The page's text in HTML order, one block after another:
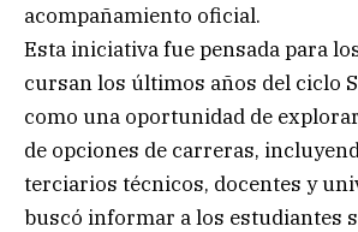
acompañamiento oficial.
Esta iniciativa fue pensada para
cursan los últimos años del ciclo
como una oportunidad de
de opciones de carreras,
terciarios técnicos, docentes y
buscó informar a los estudiantes